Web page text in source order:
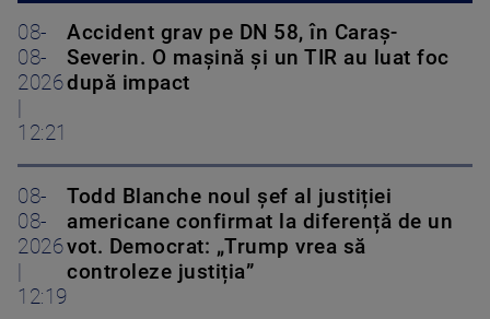
08-
08-
2026
12:21
Accident grav pe DN 58, în Caraș-
Severin. O mașină și un TIR au luat foc
după impact
08-
08-
2026
12:19
Todd Blanche noul șef al justiției
americane confirmat la diferență de un
vot. Democrat: „Trump vrea să
controleze justiția”